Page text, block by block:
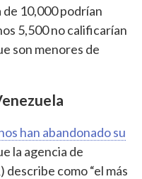
de 10,000 podrían
5,500 no calificarían
son menores de
han abandonado su
la agencia de
como “el más